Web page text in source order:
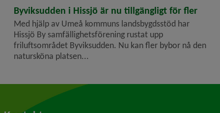
2024-04-25
Byviksudden i Hissjö är nu tillgängligt för fler
Med hjälp av Umeå kommuns landsbygdsstöd har
Hissjö By samfällighetsförening rustat upp
friluftsområdet Byviksudden. Nu kan fler bybor nå den
natursköna platsen...